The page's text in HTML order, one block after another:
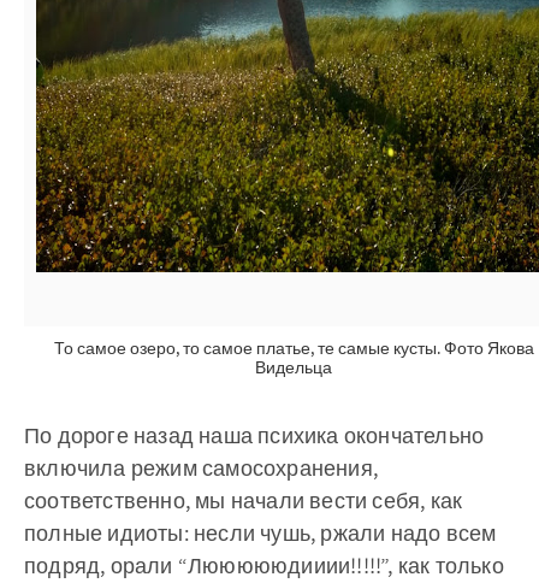
То самое озеро, то самое платье, те самые кусты. Фото Якова
Видельца
По дороге назад наша психика окончательно
включила режим самосохранения,
соответственно, мы начали вести себя, как
полные идиоты: несли чушь, ржали надо всем
подряд, орали “Люююююдииии!!!!!”, как только